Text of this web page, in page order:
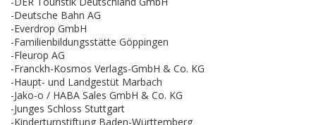
-Deutsche Bahn AG
-Everdrop GmbH
-Familienbildungsstätte Göppingen
-Fleurop AG
-Franckh-Kosmos Verlags-GmbH & Co. KG
-Haupt- und Landgestüt Marbach
-Jako-o / HABA Sales GmbH & Co. KG
-Junges Schloss Stuttgart
-Kinderturnstiftung Baden-Württemberg